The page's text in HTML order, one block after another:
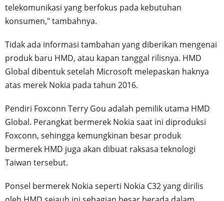
telekomunikasi yang berfokus pada kebutuhan
konsumen," tambahnya.
Tidak ada informasi tambahan yang diberikan mengenai
produk baru HMD, atau kapan tanggal rilisnya. HMD
Global dibentuk setelah Microsoft melepaskan haknya
atas merek Nokia pada tahun 2016.
Pendiri Foxconn Terry Gou adalah pemilik utama HMD
Global. Perangkat bermerek Nokia saat ini diproduksi
Foxconn, sehingga kemungkinan besar produk
bermerek HMD juga akan dibuat raksasa teknologi
Taiwan tersebut.
Ponsel bermerek Nokia seperti Nokia C32 yang dirilis